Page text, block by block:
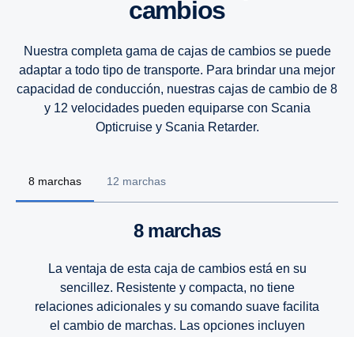
cambios
Nuestra completa gama de cajas de cambios se puede
adaptar a todo tipo de transporte. Para brindar una mejor
capacidad de conducción, nuestras cajas de cambio de 8
y 12 velocidades pueden equiparse con Scania
Opticruise y Scania Retarder.
8 marchas 12 marchas
8 marchas
La ventaja de esta caja de cambios está en su
sencillez. Resistente y compacta, no tiene
relaciones adicionales y su comando suave facilita
el cambio de marchas. Las opciones incluyen